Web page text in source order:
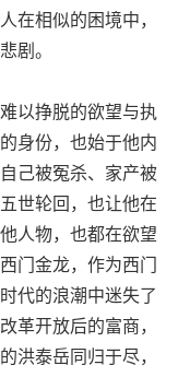
在相似的困境中，
剧。
以挣脱的欲望与执
身份，也始于他内
己被冤杀、家产被
世轮回，也让他在
人物，也都在欲望
门金龙，作为西门
代的浪潮中迷失了
革开放后的富商，
洪泰岳同归于尽，